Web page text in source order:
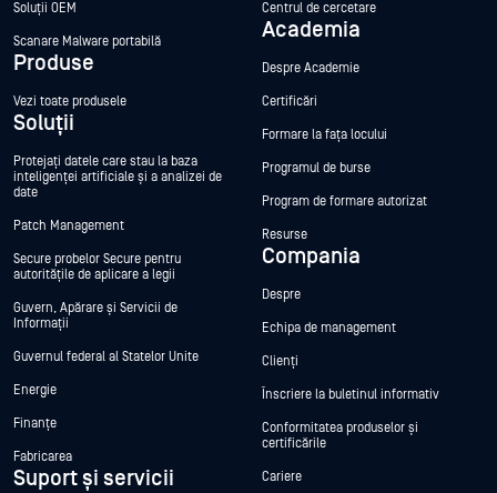
Soluții OEM
Scanare Malware portabilă
Produse
Vezi toate produsele
Soluții
Protejați datele care stau la baza
inteligenței artificiale și a analizei de
date
Patch Management
Secure probelor Secure pentru
autoritățile de aplicare a legii
Guvern, Apărare și Servicii de
Informații
Guvernul federal al Statelor Unite
Energie
Finanțe
Fabricarea
Suport și servicii
Centrul de cercetare
Academia
Despre Academie
Certificări
Formare la fața locului
Programul de burse
Program de formare autorizat
Resurse
Compania
Despre
Echipa de management
Clienți
Înscriere la buletinul informativ
Conformitatea produselor și
certificările
Cariere